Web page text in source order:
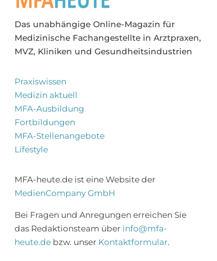
Das unabhängige Online-Magazin für
Medizinische Fachangestellte in Arztpraxen,
MVZ, Kliniken und Gesundheitsindustrien
Praxiswissen
Medizin aktuell
MFA-Ausbildung
Fortbildungen
MFA-Stellenangebote
Lifestyle
MFA-heute.de ist eine Website der
MedienCompany GmbH
Bei Fragen und Anregungen erreichen Sie
das Redaktionsteam über info@mfa-
heute.debzw. unser Kontaktformular.
Abonnieren Sie den
MFA-Newsletter!